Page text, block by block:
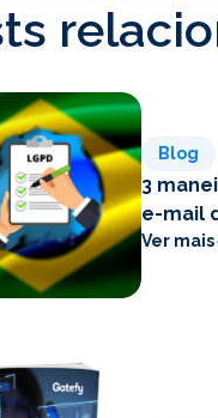
Blog
3
e-mail
Ver mais